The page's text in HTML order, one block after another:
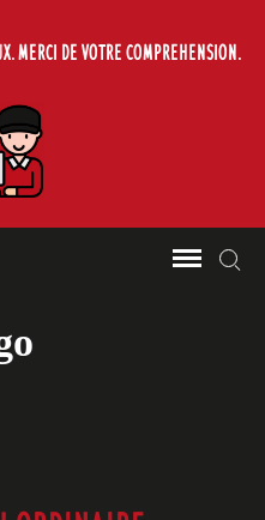
MERCI DE VOTRE COMPREHENSION.